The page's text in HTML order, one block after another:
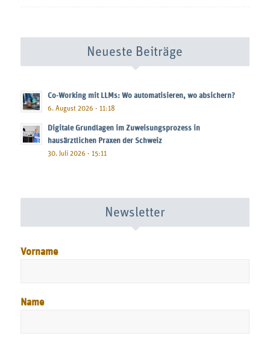
Neueste Beiträge
Co-Working mit LLMs: Wo automatisieren, wo absichern?
6. August 2026 - 11:18
Digitale Grundlagen im Zuweisungsprozess in
hausärztlichen Praxen der Schweiz
30. Juli 2026 - 15:11
Newsletter
Vorname
Name